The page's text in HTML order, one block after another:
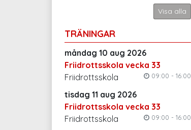
Visa alla
TRÄNINGAR
måndag 10 aug 2026
Friidrottsskola vecka 33
09:00 - 16:00
Friidrottsskola
tisdag 11 aug 2026
Friidrottsskola vecka 33
09:00 - 16:00
Friidrottsskola